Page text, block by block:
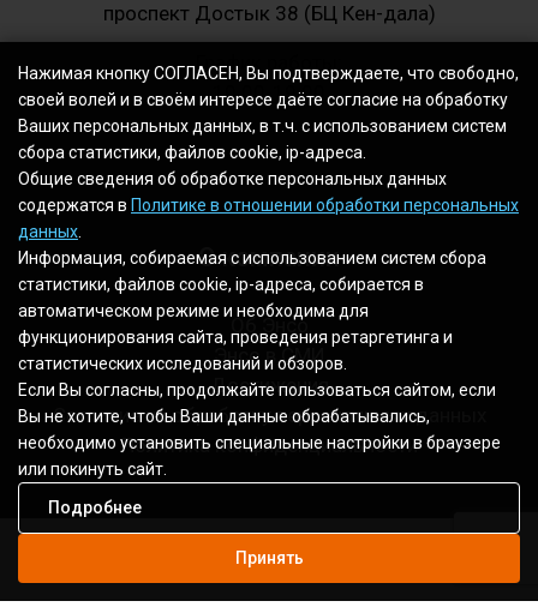
проспект Достык 38 (БЦ Кен-дала)
График работы:
10.00-19.00
О компании
Об Энсо
Энсо в СМИ
Достижения
Согласие на обработку персональных данных
Политика конфиденциальности
2003 - 2026 © Все права защищены
Нажимая кнопку СОГЛАСЕН, Вы подтверждаете, что свободно,
своей волей и в своём интересе даёте согласие на обработку
Ваших персональных данных, в т.ч. с использованием систем
сбора статистики, файлов cookie, ip-адреса.
Общие сведения об обработке персональных данных
содержатся в Политике в отношении обработки персональных
данных
Информация, собираемая с использованием систем сбора
статистики, файлов cookie, ip-адреса, собирается в
автоматическом режиме и необходима для
функционирования сайта, проведения ретаргетинга и
статистических исследований и обзоров.
Если Вы согласны, продолжайте пользоваться сайтом, если
Вы не хотите, чтобы Ваши данные обрабатывались,
необходимо установить специальные настройки в браузере
или покинуть сайт.
Подробнее
Принять